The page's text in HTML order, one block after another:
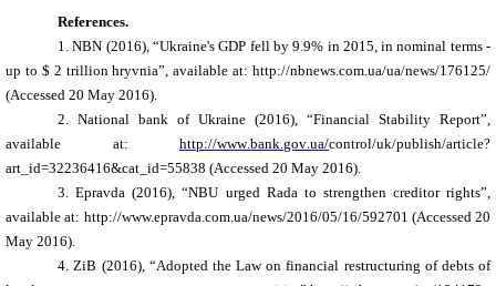
References.
1. NBN (2016), “Ukraine's GDP fell by 9.9% in 2015, in nominal terms -
up to $ 2 trillion hryvnia”,available at: http://nbnews.com.ua/ua/news/176125/
(Accessed 20 May 2016).
2. National bank of Ukraine (2016), “Financial Stability Report”,
available at:
http://www bank gov ua/control/uk/publish/article?
art id=32236416&cat id=55838 (Accessed 20 May 2016).
3. Epravda (2016), “NBU urged Rada to strengthen creditor rights”,
available at: http://www.epravda.com.ua/news/2016/05/16/592701 (Accessed 20
May 2016).
4. ZiB (2016), “Adopted the Law on financial restructuring of debts of